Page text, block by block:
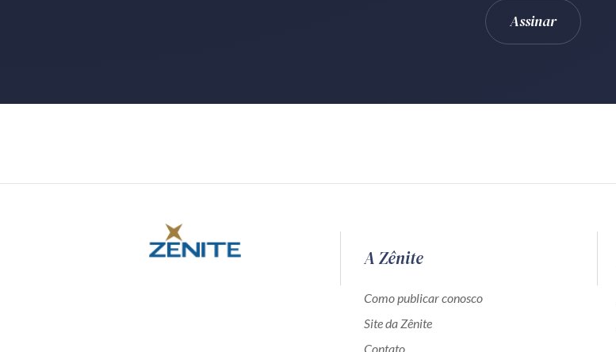
A Zênite
Como publicar conosco
Site da Zênite
Contato